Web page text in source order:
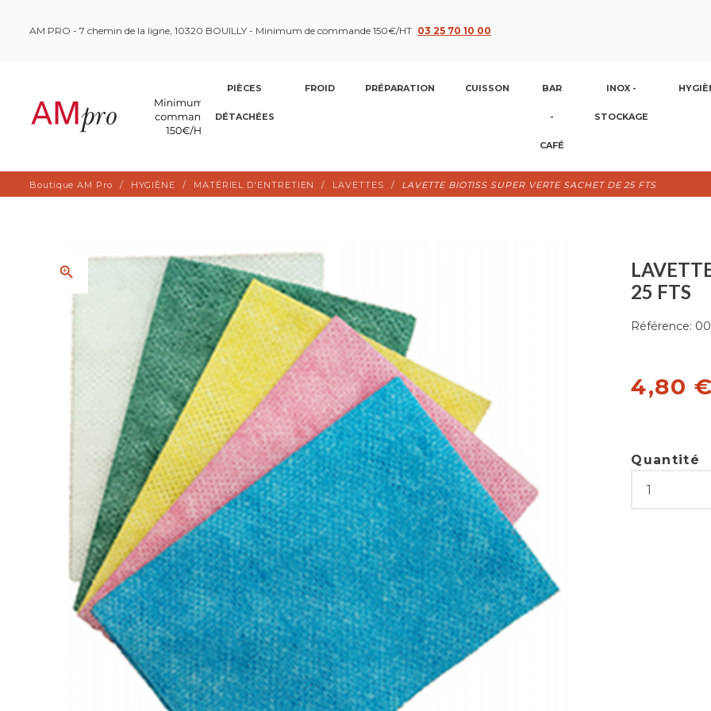
AM PRO - 7 chemin de la ligne, 10320 BOUILLY - Minimum de commande 150€/HT 03 25 70 10 00
PIÈCES
DÉTACHÉES
FROID PRÉPARATION CUISSON BAR
-
CAFÉ
INOX -
STOCKAGE
Boutique AM Pro HYGIÈNE MATÉRIEL D'ENTRETIEN LAVETTES LAVETTE BIOTISS SUPER VERTE SACHET DE 25 FTS
zoom_in
25 FTS
Référence:
4,80
Quantité